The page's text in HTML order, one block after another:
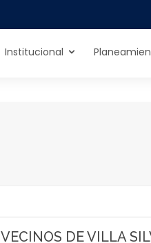
Institucional
VECINOS DE VILLA